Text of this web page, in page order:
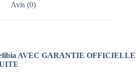
Avis (0)
AVEC GARANTIE OFFICIELLE